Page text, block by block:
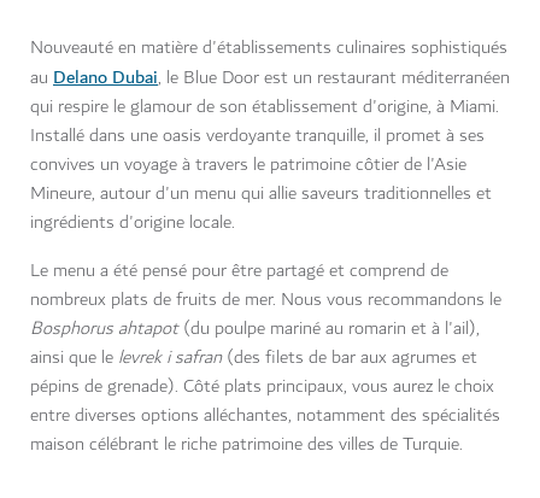
Nouveauté en matière d'établissements culinaires sophistiqués
au Delano Dubai, le Blue Door est un restaurant méditerranéen
qui respire le glamour de son établissement d'origine, à Miami.
Installé dans une oasis verdoyante tranquille, il promet à ses
convives un voyage à travers le patrimoine côtier de l'Asie
Mineure, autour d'un menu qui allie saveurs traditionnelles et
ingrédients d'origine locale.
Le menu a été pensé pour être partagé et comprend de
nombreux plats de fruits de mer. Nous vous recommandons le
Bosphorus ahtapot(du poulpe mariné au romarin et à l'ail),
ainsi que le levrek i safran(des filets de bar aux agrumes et
pépins de grenade). Côté plats principaux, vous aurez le choix
entre diverses options alléchantes, notamment des spécialités
maison célébrant le riche patrimoine des villes de Turquie.